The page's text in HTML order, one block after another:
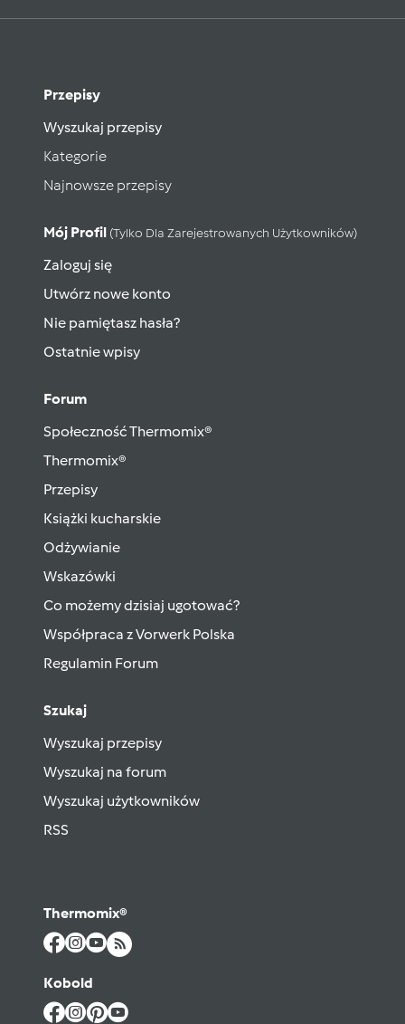
Przepisy
Wyszukaj przepisy
Kategorie
Najnowsze przepisy
Mój Profil (tylko Dla Zarejestrowanych Użytkowników)
Zaloguj się
Utwórz nowe konto
Nie pamiętasz hasła?
Ostatnie wpisy
Forum
Społeczność Thermomix®
Thermomix®
Przepisy
Książki kucharskie
Odżywianie
Wskazówki
Co możemy dzisiaj ugotować?
Współpraca z Vorwerk Polska
Regulamin Forum
Szukaj
Wyszukaj przepisy
Wyszukaj na forum
Wyszukaj użytkowników
RSS
Thermomix®
Kobold